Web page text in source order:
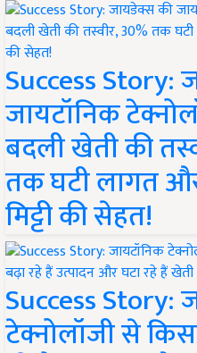
Success Story:
जायटॉनिक
बदली खेती की
तक घटी लागत
मिट्टी की सेहत!
Success Story:
टेक्नोलॉजी से